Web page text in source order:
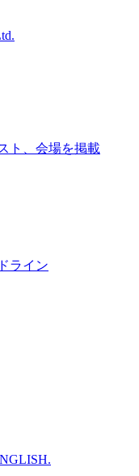
ト、会場を掲載
ライン